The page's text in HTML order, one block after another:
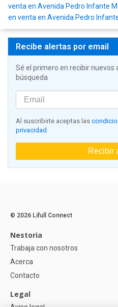
venta en Avenida Pedro Infante
en venta en Avenida Pedro
Recibe alertas por email
Sé el primero en recibir nuevos
búsqueda
Al suscribirte aceptas las
privacidad
Recibir
© 2026 Lifull Connect
Nestoria
Trabaja con nosotros
Acerca
Contacto
Legal